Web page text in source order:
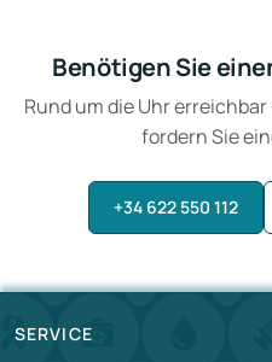
Benötigen Sie
Rund um die Uhr
fordern Sie
+34 622 550 112
SERVICE